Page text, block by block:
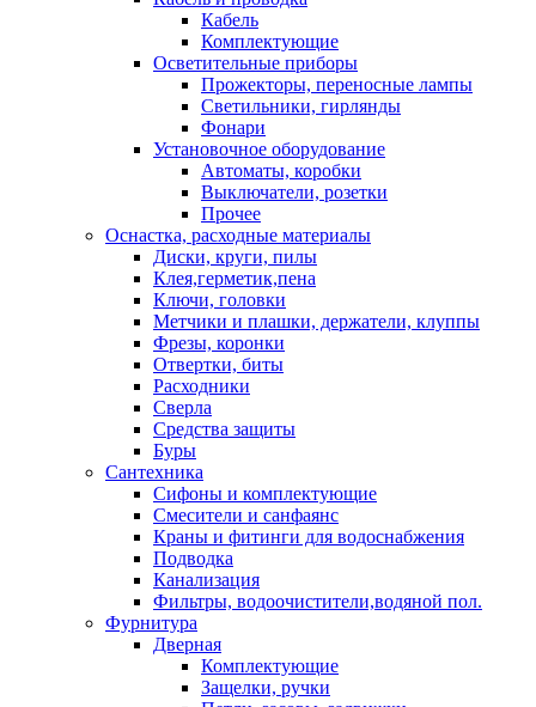
Кабель
Комплектующие
Осветительные приборы
Прожекторы, переносные лампы
Светильники, гирлянды
Фонари
Установочное оборудование
Автоматы, коробки
Выключатели, розетки
Прочее
Оснастка, расходные материалы
Диски, круги, пилы
Клея,герметик,пена
Ключи, головки
Метчики и плашки, держатели, клуппы
Фрезы, коронки
Отвертки, биты
Расходники
Сверла
Средства защиты
Буры
Сантехника
Сифоны и комплектующие
Смесители и санфаянс
Краны и фитинги для водоснабжения
Подводка
Канализация
Фильтры, водоочистители,водяной пол.
Фурнитура
Дверная
Комплектующие
Защелки, ручки